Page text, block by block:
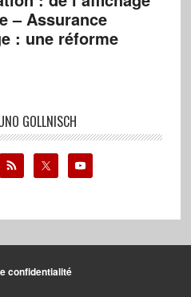
– Assurance
: une réforme
GOLLNISCH
confidentialité